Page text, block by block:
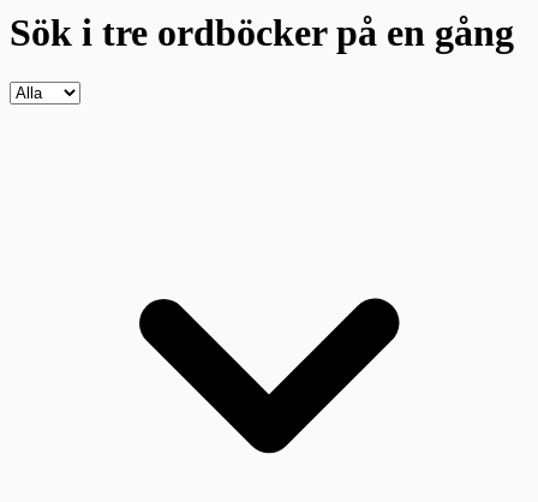
Sök i tre ordböckerpå en gång